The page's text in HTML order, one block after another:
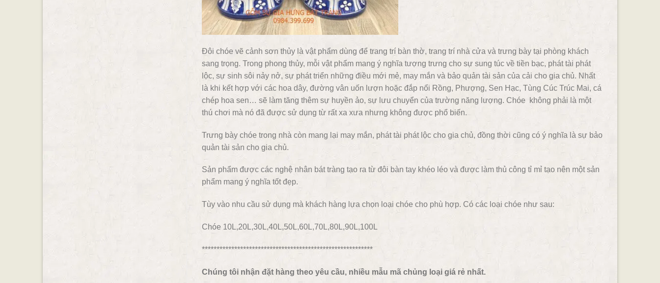
Đôi chóe vẽ cảnh sơn thủy là vật phẩm dùng để trang trí bàn thờ, trang trí nhà cửa và trưng bày tại phòng khách
sang trọng. Trong phong thủy, mỗi vật phẩm mang ý nghĩa tượng trưng cho sự sung túc về tiền bạc, phát tài phát
lộc, sự sinh sôi nảy nở, sự phát triển những điều mới mẻ, may mắn và bảo quản tài sản của cải cho gia chủ. Nhất
là khi kết hợp với các hoa dây, đường vân uốn lượn hoặc đắp nổi Rồng, Phượng, Sen Hạc, Tùng Cúc Trúc Mai, cá
chép hoa sen… sẽ làm tăng thêm sự huyền ảo, sự lưu chuyển của trường năng lượng. Chóe không phải là một
thú chơi mà nó đã được sử dụng từ rất xa xưa nhưng không được phổ biến.
Trưng bày chóe trong nhà còn mang lại may mắn, phát tài phát lộc cho gia chủ, đồng thời cũng có ý nghĩa là sự bảo
quản tài sản cho gia chủ.
Sản phẩm được các nghệ nhân bát tràng tạo ra từ đôi bàn tay khéo léo và được làm thủ công tỉ mỉ tạo nên một sản
phẩm mang ý nghĩa tốt đẹp.
Tùy vào nhu cầu sử dụng mà khách hàng lựa chọn loại chóe cho phù hợp. Có các loại chóe như sau:
Chóe 10L,20L,30L,40L,50L,60L,70L,80L,90L,100L
**********************************************************
Chúng tôi nhận đặt hàng theo yêu cầu, nhiều mẫu mã chủng loại giá rẻ nhất.